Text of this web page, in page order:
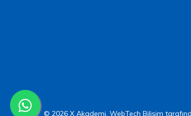
© 2026 X Akademi. WebTech Bilişim